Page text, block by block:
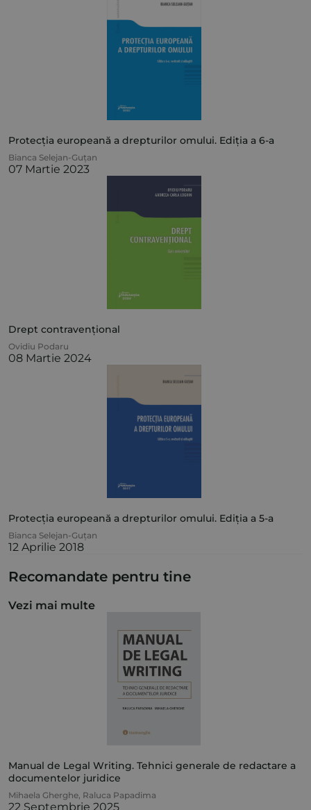
Protecția europeană a drepturilor omului. Ediția a 6-a
Bianca Selejan-Guțan
07 Martie 2023
Drept contravențional
Ovidiu Podaru
08 Martie 2024
Protecția europeană a drepturilor omului. Ediția a 5-a
Bianca Selejan-Guțan
12 Aprilie 2018
Recomandate pentru tine
Vezi mai multe
Manual de Legal Writing. Tehnici generale de redactare a
documentelor juridice
Mihaela Gherghe, Raluca Papadima
22 Septembrie 2025